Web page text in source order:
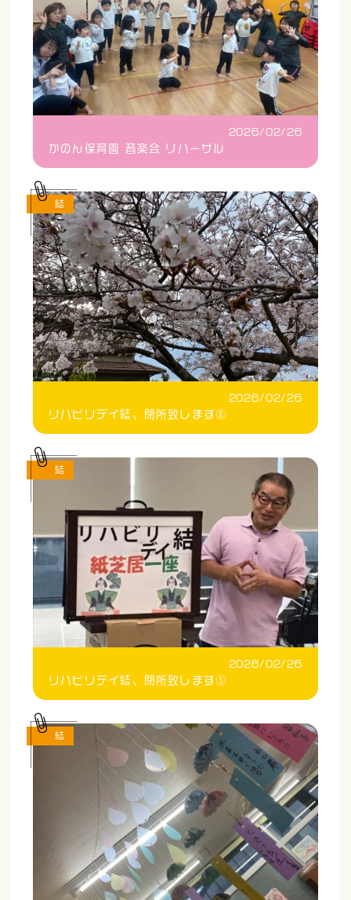
2026/02/26
かのん保育園 音楽会 リハーサル
2026/02/26
リハビリデイ結、閉所致します⑥
結
2026/02/26
リハビリデイ結、閉所致します⑤
結
結